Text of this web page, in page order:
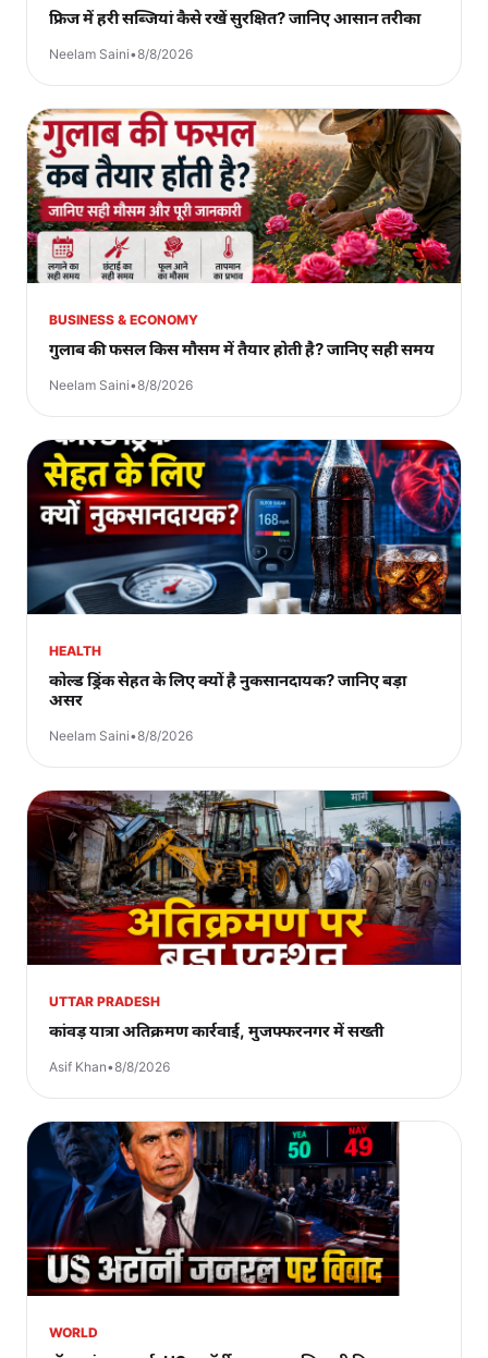
फ्रिज में हरी सब्जियां कैसे रखें सुरक्षित? जानिए आसान तरीका
Neelam Saini•8/8/2026
BUSINESS & ECONOMY
गुलाब की फसल किस मौसम में तैयार होती है? जानिए सही समय
Neelam Saini•8/8/2026
HEALTH
कोल्ड ड्रिंक सेहत के लिए क्यों है नुकसानदायक? जानिए बड़ा
असर
Neelam Saini•8/8/2026
UTTAR PRADESH
कांवड़ यात्रा अतिक्रमण कार्रवाई, मुजफ्फरनगर में सख्ती
Asif Khan•8/8/2026
WORLD